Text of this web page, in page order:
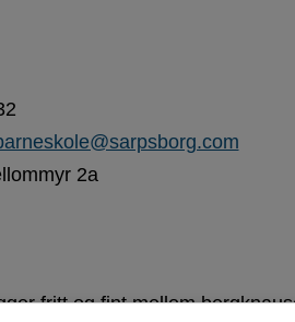
2a
fritt og fint mellom